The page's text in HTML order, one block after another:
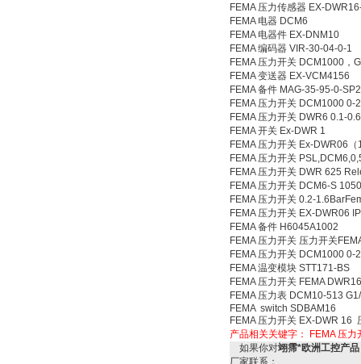
FEMA 压力传感器 EX-
FEMA 电器 DCM6
FEMA 电器件 EX-DNM10
FEMA 编码器 VIR-30-04-0-1
FEMA 压力开关 DCM1000，
FEMA 变送器 EX-VCM4156
FEMA 备件 MAG-35-95-0-
FEMA 压力开关 DCM1000 0-
FEMA 压力开关 DWR6 0.1-
FEMA 开关 Ex-DWR 1
FEMA 压力开关 Ex-DWR06
FEMA 压力开关
FEMA 压力开关 DWR 625
FEMA 压力开关 DCM6-S
FEMA 压力开关 0.2-
FEMA 压力开关 EX-DWR06
FEMA 备件 H6045A1002
FEMA 压力开关 压力开关
FEMA 压力开关 DCM1000 0-
FEMA 温变模块 STT171-BS
FEMA 压力开关 FEMA
FEMA 压力表 DCM10-513
FEMA switch SDBAM16
FEMA 压力开关 EX-DWR 16
产品相关关键字：
FEMA 压力
如果你对翊霈*欧洲工控产
厂家联系：